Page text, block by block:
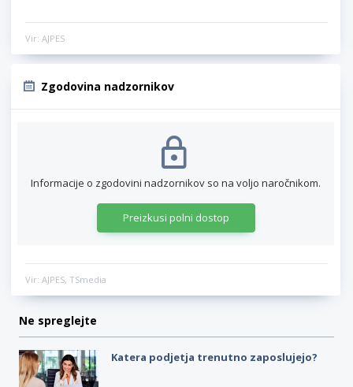
Vir: AJPES
Zgodovina nadzornikov
Informacije o zgodovini nadzornikov so na voljo naročnikom.
Preizkusi polni dostop
Vir: AJPES, TSmedia
Ne spreglejte
Katera podjetja trenutno zaposlujejo?